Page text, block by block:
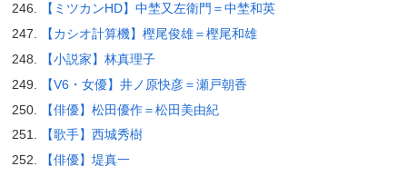
【ミツカンHD】中埜又左衛門＝中埜和英
【カシオ計算機】樫尾俊雄＝樫尾和雄
【小説家】林真理子
【V6・女優】井ノ原快彦＝瀬戸朝香
【俳優】松田優作＝松田美由紀
【歌手】西城秀樹
【俳優】堤真一